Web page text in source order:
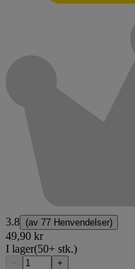
3.8 (av 77 Henvendelser)
49,90 kr
I lager(50+ stk.)
−
+